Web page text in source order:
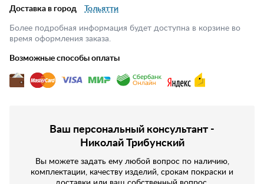
Доставка в город Тольятти
Более подробная информация будет доступна в корзине во
время оформления заказа.
Возможные способы оплаты
Ваш персональный консультант -
Николай Трибунский
Вы можете задать ему любой вопрос по наличию,
комплектации, качеству изделий, срокам покраски и